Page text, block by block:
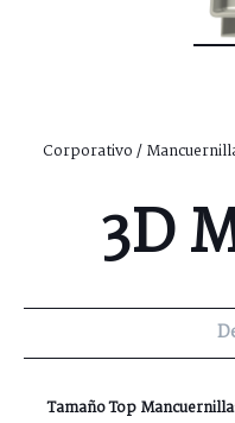
Corporativo/
3D
Tamaño Top